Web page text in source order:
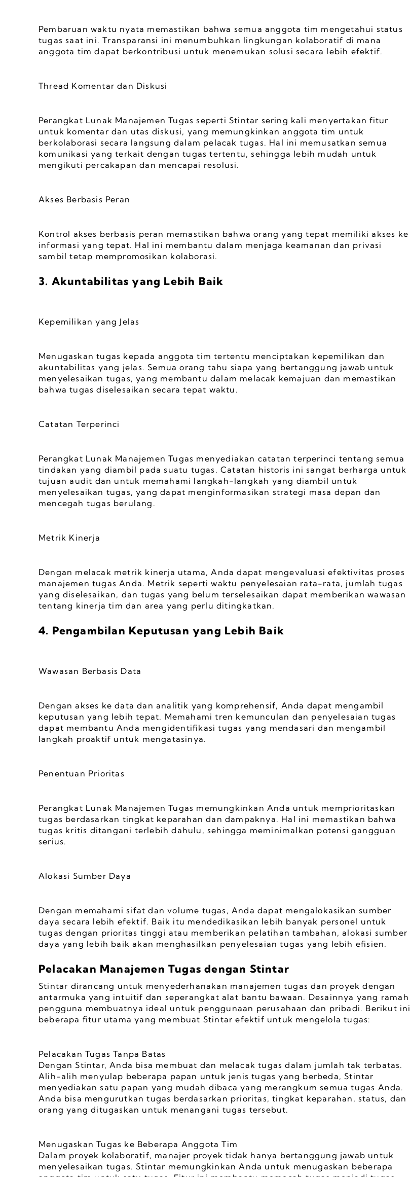
Pembaruan waktu nyata memastikan bahwa semua anggota tim mengetahui status
tugas saat ini. Transparansi ini menumbuhkan lingkungan kolaboratif di mana
anggota tim dapat berkontribusi untuk menemukan solusi secara lebih efektif.
Thread Komentar dan Diskusi
Perangkat Lunak Manajemen Tugas seperti Stintar sering kali menyertakan fitur
untuk komentar dan utas diskusi, yang memungkinkan anggota tim untuk
berkolaborasi secara langsung dalam pelacak tugas. Hal ini memusatkan semua
komunikasi yang terkait dengan tugas tertentu, sehingga lebih mudah untuk
mengikuti percakapan dan mencapai resolusi.
Akses Berbasis Peran
Kontrol akses berbasis peran memastikan bahwa orang yang tepat memiliki akses ke
informasi yang tepat. Hal ini membantu dalam menjaga keamanan dan privasi
sambil tetap mempromosikan kolaborasi.
3. Akuntabilitas yang Lebih Baik
Kepemilikan yang Jelas
Menugaskan tugas kepada anggota tim tertentu menciptakan kepemilikan dan
akuntabilitas yang jelas. Semua orang tahu siapa yang bertanggung jawab untuk
menyelesaikan tugas, yang membantu dalam melacak kemajuan dan memastikan
bahwa tugas diselesaikan secara tepat waktu.
Catatan Terperinci
Perangkat Lunak Manajemen Tugas menyediakan catatan terperinci tentang semua
tindakan yang diambil pada suatu tugas. Catatan historis ini sangat berharga untuk
tujuan audit dan untuk memahami langkah-langkah yang diambil untuk
menyelesaikan tugas, yang dapat menginformasikan strategi masa depan dan
mencegah tugas berulang.
Metrik Kinerja
Dengan melacak metrik kinerja utama, Anda dapat mengevaluasi efektivitas proses
manajemen tugas Anda. Metrik seperti waktu penyelesaian rata-rata, jumlah tugas
yang diselesaikan, dan tugas yang belum terselesaikan dapat memberikan wawasan
tentang kinerja tim dan area yang perlu ditingkatkan.
4. Pengambilan Keputusan yang Lebih Baik
Wawasan Berbasis Data
Dengan akses ke data dan analitik yang komprehensif, Anda dapat mengambil
keputusan yang lebih tepat. Memahami tren kemunculan dan penyelesaian tugas
dapat membantu Anda mengidentifikasi tugas yang mendasari dan mengambil
langkah proaktif untuk mengatasinya.
Penentuan Prioritas
Perangkat Lunak Manajemen Tugas memungkinkan Anda untuk memprioritaskan
tugas berdasarkan tingkat keparahan dan dampaknya. Hal ini memastikan bahwa
tugas kritis ditangani terlebih dahulu, sehingga meminimalkan potensi gangguan
serius.
Alokasi Sumber Daya
Dengan memahami sifat dan volume tugas, Anda dapat mengalokasikan sumber
daya secara lebih efektif. Baik itu mendedikasikan lebih banyak personel untuk
tugas dengan prioritas tinggi atau memberikan pelatihan tambahan, alokasi sumber
daya yang lebih baik akan menghasilkan penyelesaian tugas yang lebih efisien.
Pelacakan Manajemen Tugas dengan Stintar
Stintar dirancang untuk menyederhanakan manajemen tugas dan proyek dengan
antarmuka yang intuitif dan seperangkat alat bantu bawaan. Desainnya yang ramah
pengguna membuatnya ideal untuk penggunaan perusahaan dan pribadi. Berikut ini
beberapa fitur utama yang membuat Stintar efektif untuk mengelola tugas:
Pelacakan Tugas Tanpa Batas
Dengan Stintar, Anda bisa membuat dan melacak tugas dalam jumlah tak terbatas.
Alih-alih menyulap beberapa papan untuk jenis tugas yang berbeda, Stintar
menyediakan satu papan yang mudah dibaca yang merangkum semua tugas Anda.
Anda bisa mengurutkan tugas berdasarkan prioritas, tingkat keparahan, status, dan
orang yang ditugaskan untuk menangani tugas tersebut.
Menugaskan Tugas ke Beberapa Anggota Tim
Dalam proyek kolaboratif, manajer proyek tidak hanya bertanggung jawab untuk
menyelesaikan tugas. Stintar memungkinkan Anda untuk menugaskan beberapa